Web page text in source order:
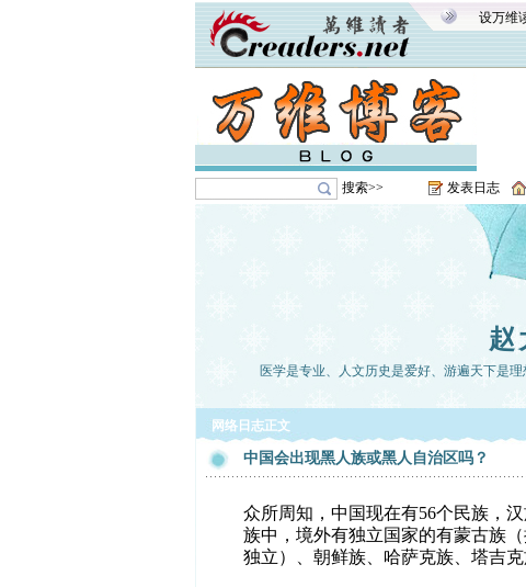
设万维
搜索>> 发表日志
赵
医学是专业、人文历史是爱好、游遍天下是
网络日志正文
中国会出现黑人族或黑人自治区吗？
众所周知，中国现在有56个民族，
族中，境外有独立国家的有蒙古族
独立）、朝鲜族、哈萨克族、塔吉